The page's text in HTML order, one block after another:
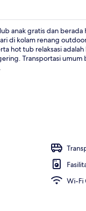
anak gratis dan
di kolam renang
hot tub relaksasi
Transportasi umum
Wi-Fi